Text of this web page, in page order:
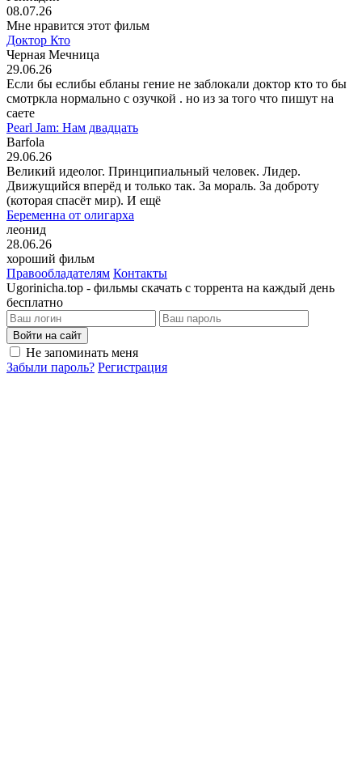
08.07.26
Мне нравится этот фильм
Доктор Кто
Черная Мечница
29.06.26
Если бы еслибы ебланы гение не заблокали доктор кто то бы
смотркла нормально с озучкой . но из за того что пишут на
саете
Pearl Jam: Нам двадцать
Barfola
29.06.26
Великий идеолог. Принципиальный человек. Лидер.
Движущийся вперёд и только так. За мораль. За доброту
(которая спасёт мир). И ещё
Беременна от олигарха
леонид
28.06.26
хороший фильм
Правообладателям Контакты
Ugorinicha.top - фильмы скачать с торрента на каждый день
бесплатно
Войти на сайт
Не запоминать меня
Забыли пароль? Регистрация